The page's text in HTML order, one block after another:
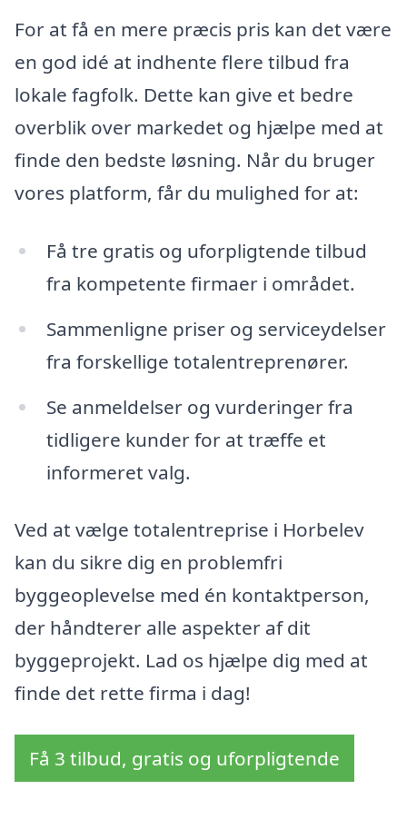
For at få en mere præcis pris kan det være
en god idé at indhente flere tilbud fra
lokale fagfolk. Dette kan give et bedre
overblik over markedet og hjælpe med at
finde den bedste løsning. Når du bruger
vores platform, får du mulighed for at:
Få tre gratis og uforpligtende tilbud
fra kompetente firmaer i området.
Sammenligne priser og serviceydelser
fra forskellige totalentreprenører.
Se anmeldelser og vurderinger fra
tidligere kunder for at træffe et
informeret valg.
Ved at vælge totalentreprise i Horbelev
kan du sikre dig en problemfri
byggeoplevelse med én kontaktperson,
der håndterer alle aspekter af dit
byggeprojekt. Lad os hjælpe dig med at
finde det rette firma i dag!
Få 3 tilbud, gratis og uforpligtende